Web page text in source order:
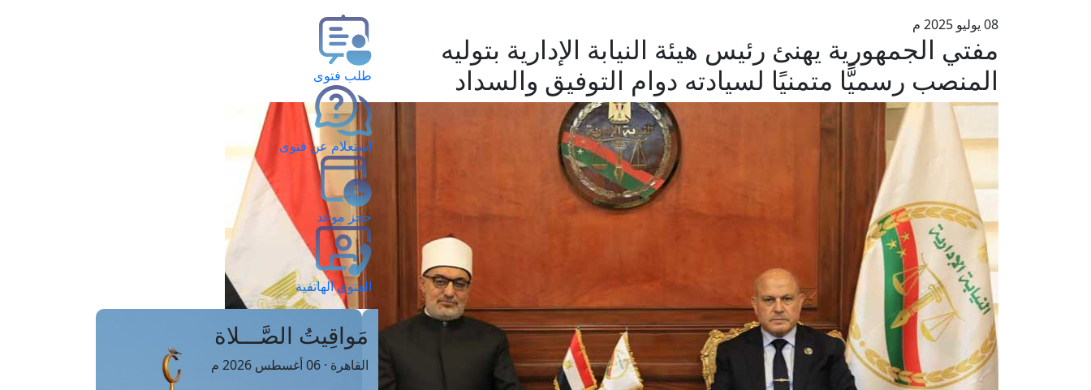
08 يوليو 2025 م
مفتي الجمهورية يهنئ رئيس هيئة النيابة الإدارية بتوليه
المنصب رسميًّا متمنيًا لسيادته دوام التوفيق والسداد
طلب فتوى
استعلام عن فتوى
حجز موعد
الفتوى الهاتفية
مَواقِيتُ الصَّـــلاة
القاهرة · 06 أغسطس 2026 م